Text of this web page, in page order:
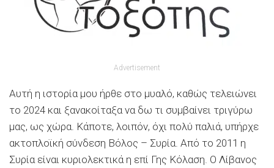
Advertisement
Αυτή η ιστορία μου ήρθε στο μυαλό, καθώς τελειώνει
το 2024 και ξανακοίταξα να δω τι συμβαίνει τριγύρω
μας, ως χώρα. Κάποτε, λοιπόν, όχι πολύ παλιά, υπήρχε
ακτοπλοϊκή σύνδεση Βόλος – Συρία. Από το 2011 η
Συρία είναι κυριολεκτικά η επί Γης Κόλαση. Ο Λίβανος